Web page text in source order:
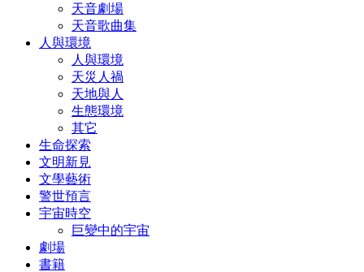
天音劇場
天音歌曲集
人與環境
人與環境
天災人禍
天地與人
生態環境
其它
生命探索
文明新見
文學藝術
警世預言
宇宙時空
巨變中的宇宙
劇場
書籍